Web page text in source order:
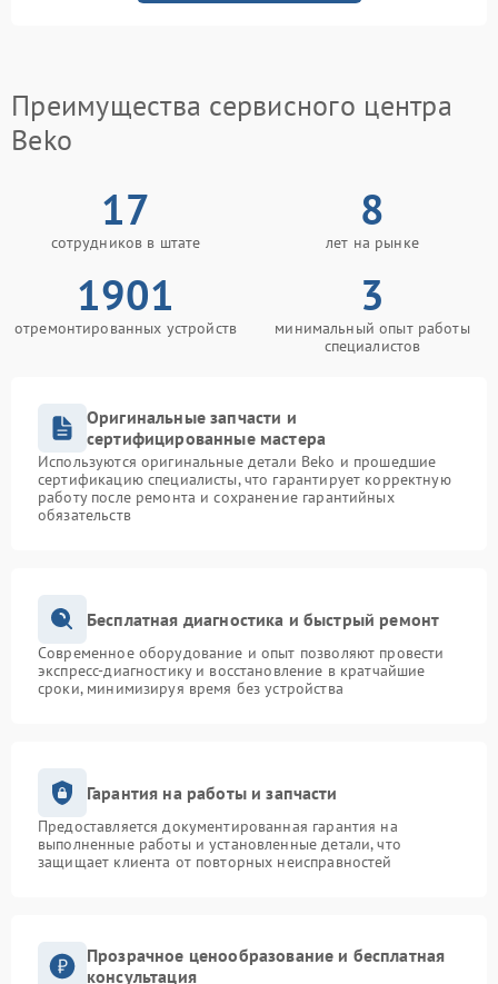
Преимущества сервисного центра
Beko
17
сотрудников в штате
8
лет на рынке
1901
отремонтированных устройств
3
минимальный опыт работы
специалистов
Оригинальные запчасти и
сертифицированные мастера
Используются оригинальные детали Beko и прошедшие
сертификацию специалисты, что гарантирует корректную
работу после ремонта и сохранение гарантийных
обязательств
Бесплатная диагностика и быстрый ремонт
Современное оборудование и опыт позволяют провести
экспресс-диагностику и восстановление в кратчайшие
сроки, минимизируя время без устройства
Гарантия на работы и запчасти
Предоставляется документированная гарантия на
выполненные работы и установленные детали, что
защищает клиента от повторных неисправностей
Прозрачное ценообразование и бесплатная
консультация